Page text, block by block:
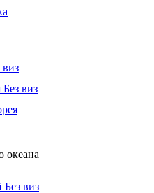
виз
Без виз
океана
Без виз